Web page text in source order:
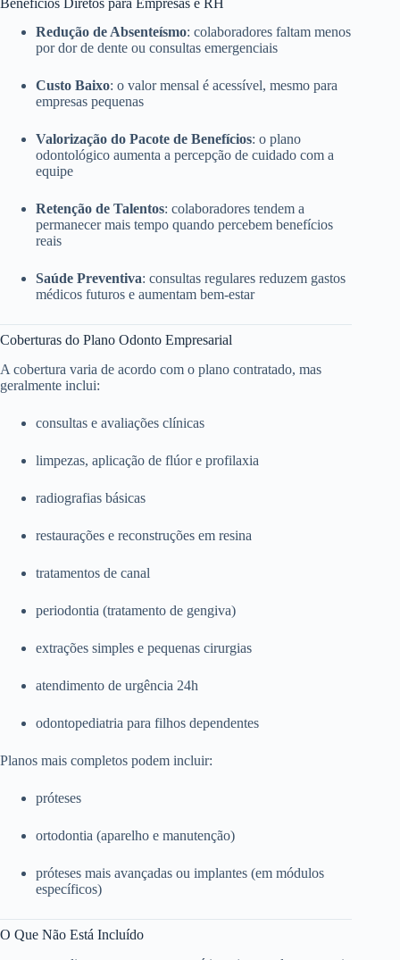
Redução de Absenteísmo: colaboradores faltam menos
por dor de dente ou consultas emergenciais
Custo Baixo: o valor mensal é acessível, mesmo para
empresas pequenas
Valorização do Pacote de Benefícios: o plano
odontológico aumenta a percepção de cuidado com a
equipe
Retenção de Talentos: colaboradores tendem a
permanecer mais tempo quando percebem benefícios
reais
Saúde Preventiva: consultas regulares reduzem gastos
médicos futuros e aumentam bem-estar
Coberturas do Plano Odonto Empresarial
A cobertura varia de acordo com o plano contratado, mas
geralmente inclui:
consultas e avaliações clínicas
limpezas, aplicação de flúor e profilaxia
radiografias básicas
restaurações e reconstruções em resina
tratamentos de canal
periodontia (tratamento de gengiva)
extrações simples e pequenas cirurgias
atendimento de urgência 24h
odontopediatria para filhos dependentes
Planos mais completos podem incluir:
próteses
ortodontia (aparelho e manutenção)
próteses mais avançadas ou implantes (em módulos
específicos)
O Que Não Está Incluído